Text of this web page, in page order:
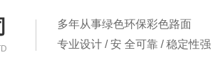
多年从事绿色环保彩色路面
专业设计 / 安 全可靠 / 稳定性强